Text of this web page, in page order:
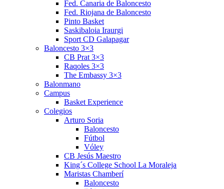
Fed. Canaria de Baloncesto
Fed. Riojana de Baloncesto
Pinto Basket
Saskibaloia Iraurgi
Sport CD Galapagar
Baloncesto 3×3
CB Prat 3×3
Raqoles 3×3
The Embassy 3×3
Balonmano
Campus
Basket Experience
Colegios
Arturo Soria
Baloncesto
Fútbol
Vóley
CB Jesús Maestro
King´s College School La Moraleja
Maristas Chamberí
Baloncesto